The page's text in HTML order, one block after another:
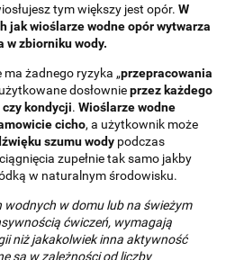
tym większy jest opór. W
jak wioślarze wodne opór wytwarza
w zbiorniku wody.
ma żadnego ryzyka „przepracowania
dosłownieprzez każdego
kondycji. Wioślarze wodne
cicho, a użytkownik może
szumu wody podczas
zupełnie tak samo jakby
w naturalnym środowisku.
wodnych w domu lub na świeżym
ćwiczeń, wymagają
niż jakakolwiek inna aktywność
są w zależności od liczby